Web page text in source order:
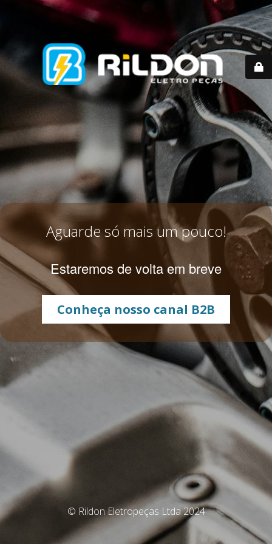
Aguarde só mais um pouco!
Estaremos de volta em breve
Conheça nosso canal B2B
© Rildon Eletropeças Ltda 2024